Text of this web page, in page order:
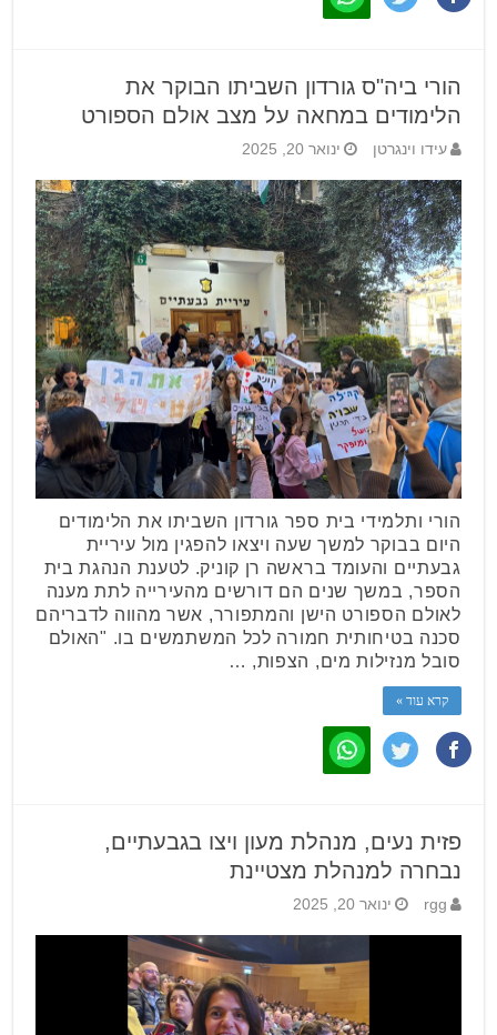
הורי ביה"ס גורדון השביתו הבוקר את
הלימודים במחאה על מצב אולם הספורט
עידו וינגרטן ינואר 20, 2025
הורי ותלמידי בית ספר גורדון השביתו את הלימודים
היום בבוקר למשך שעה ויצאו להפגין מול עיריית
גבעתיים והעומד בראשה רן קוניק. לטענת הנהגת בית
הספר, במשך שנים הם דורשים מהעירייה לתת מענה
לאולם הספורט הישן והמתפורר, אשר מהווה לדבריהם
סכנה בטיחותית חמורה לכל המשתמשים בו. "האולם
סובל מנזילות מים, הצפות, …
קרא עוד »
פזית נעים, מנהלת מעון ויצו בגבעתיים,
נבחרה למנהלת מצטיינת
rgg ינואר 20, 2025